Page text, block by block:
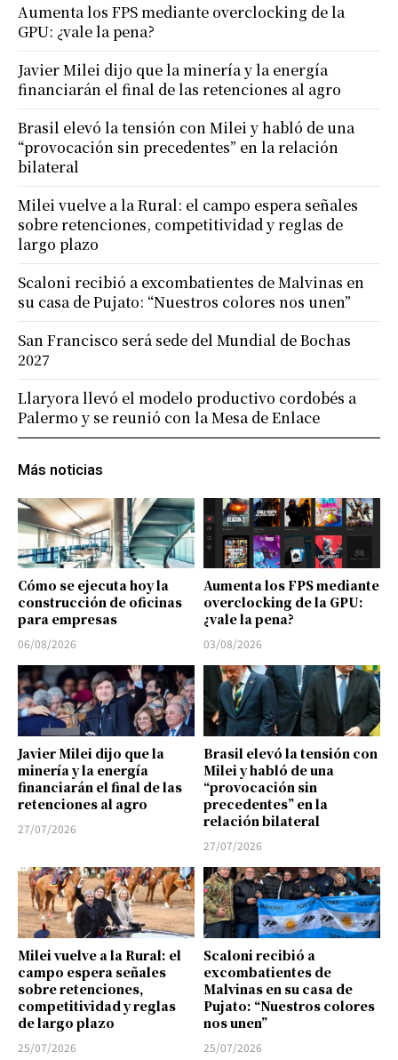
Más noticias
Cómo se ejecuta hoy la
construcción de oficinas
para empresas
06/08/2026
Aumenta los FPS mediante
overclocking de la GPU:
¿vale la pena?
03/08/2026
Javier Milei dijo que la
minería y la energía
financiarán el final de las
retenciones al agro
27/07/2026
Brasil elevó la tensión con
Milei y habló de una
“provocación sin
precedentes” en la
relación bilateral
27/07/2026
Milei vuelve a la Rural: el
campo espera señales
sobre retenciones,
competitividad y reglas
de largo plazo
25/07/2026
Scaloni recibió a
excombatientes de
Malvinas en su casa de
Pujato: “Nuestros colores
nos unen”
25/07/2026
Aumenta los FPS mediante overclocking de la
GPU: ¿vale la pena?
Javier Milei dijo que la minería y la energía
financiarán el final de las retenciones al agro
Brasil elevó la tensión con Milei y habló de una
“provocación sin precedentes” en la relación
bilateral
Milei vuelve a la Rural: el campo espera señales
sobre retenciones, competitividad y reglas de
largo plazo
Scaloni recibió a excombatientes de Malvinas en
su casa de Pujato: “Nuestros colores nos unen”
San Francisco será sede del Mundial de Bochas
2027
Llaryora llevó el modelo productivo cordobés a
Palermo y se reunió con la Mesa de Enlace